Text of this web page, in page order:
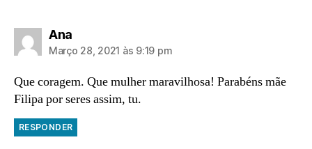
Anadiz:
Março 28, 2021 às 9:19 pm
Que coragem. Que mulher maravilhosa! Parabéns mãe
Filipa por seres assim, tu.
RESPONDER